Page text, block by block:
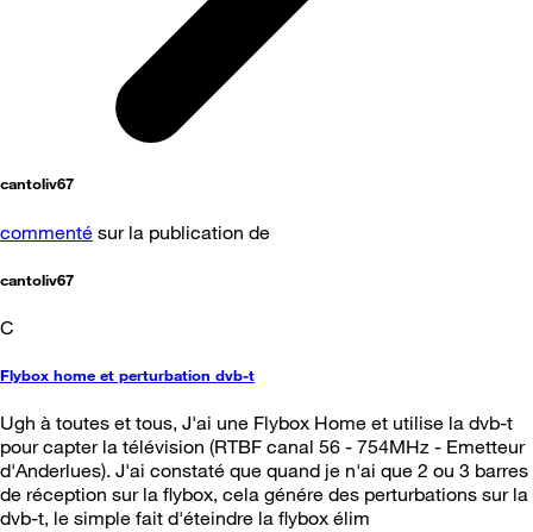
cantoliv67
commenté sur la publication de
cantoliv67
C
Flybox home et perturbation dvb-t
Ugh à toutes et tous, J'ai une Flybox Home et utilise la dvb-t
pour capter la télévision (RTBF canal 56 - 754MHz - Emetteur
d'Anderlues). J'ai constaté que quand je n'ai que 2 ou 3 barres
de réception sur la flybox, cela génére des perturbations sur la
dvb-t, le simple fait d'éteindre la flybox élim